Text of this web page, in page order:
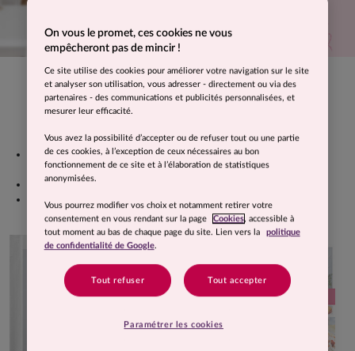
SE FAIRE PLAISIR SANS PRENDRE DE POIDS
Découvrez 126 recettes
Dedélicieux menus équilibrésdu petit-déjeuner au
dîner.
Des conseils pratiques
Ma semaine gourmande et
mon tableau de bord
nutritionnel.
On vous le promet, ces cookies ne vous
empêcheront pas de mincir !
Ce site utilise des cookies pour améliorer votre navigation sur le site
et analyser son utilisation, vous adresser - directement ou via des
partenaires - des communications et publicités personnalisées, et
mesurer leur efficacité.
Vous avez la possibilité d’accepter ou de refuser tout ou une partie
de ces cookies, à l’exception de ceux nécessaires au bon
fonctionnement de ce site et à l’élaboration de statistiques
anonymisées.
Vous pourrez modifier vos choix et notamment retirer votre
consentement en vous rendant sur la page
Cookies, accessible à
tout moment au bas de chaque page du site. Lien vers la
politique
de confidentialité de Google.
Tout refuser Tout accepter
Paramétrer les cookies